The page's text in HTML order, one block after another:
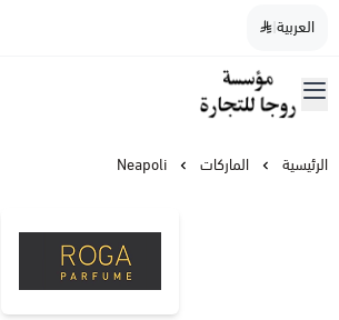
العربية|
مؤسسة روجا للتجارة
القائمة الرئيسية
نسائيالرئيسية الماركات Neapoli